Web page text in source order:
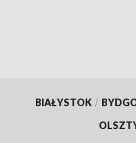
BIAŁYSTOK /